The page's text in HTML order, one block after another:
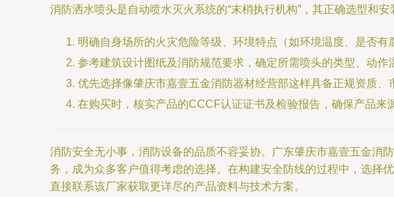
消防洒水喷头是自动喷水灭火系统的“末梢执行机构”，其正确选型和
明确自身场所的火灾危险等级、环境特点（如环境温度、是否有
参考建筑设计图纸及消防规范要求，确定所需喷头的类型、动作
优先选择像肇庆市嘉壹五金消防器材经营部这样具备正规资质、
在购买时，核实产品的CCCF认证证书及检验报告，确保产品来
消防安全无小事，消防设备的品质不容妥协。广东肇庆市嘉壹五金消
务，成为众多客户值得考虑的选择。在构建安全防线的过程中，选择
直接联系该厂家获取更详尽的产品资料与技术方案。